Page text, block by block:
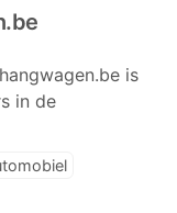
is
in de